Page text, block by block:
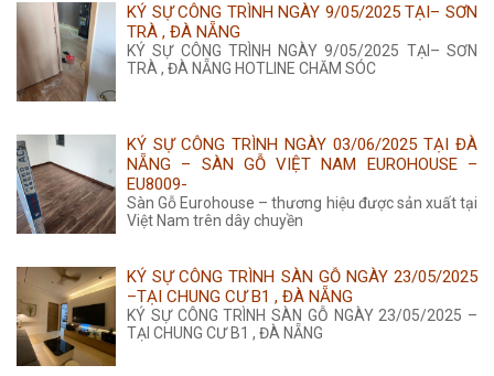
KÝ SỰ CÔNG TRÌNH NGÀY 9/05/2025 TẠI– SƠN
TRÀ , ĐÀ NẴNG
KÝ SỰ CÔNG TRÌNH NGÀY 9/05/2025 TẠI– SƠN
TRÀ , ĐÀ NẴNG HOTLINE CHĂM SÓC
KÝ SỰ CÔNG TRÌNH NGÀY 03/06/2025 TẠI ĐÀ
NẴNG – SÀN GỖ VIỆT NAM EUROHOUSE –
EU8009-
Sàn Gỗ Eurohouse – thương hiệu được sản xuất tại
Việt Nam trên dây chuyền
KÝ SỰ CÔNG TRÌNH SÀN GỖ NGÀY 23/05/2025
–TẠI CHUNG CƯ B1 , ĐÀ NẴNG
KÝ SỰ CÔNG TRÌNH SÀN GỖ NGÀY 23/05/2025 –
TẠI CHUNG CƯ B1 , ĐÀ NẴNG